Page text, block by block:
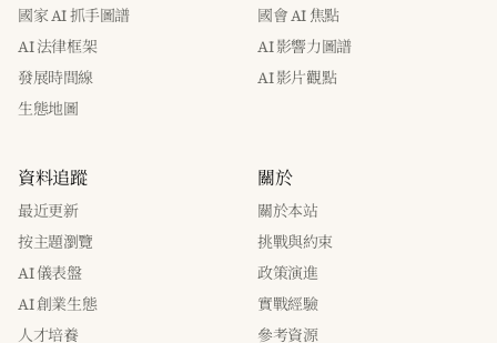
國家 AI 抓手圖譜
AI 法律框架
發展時間線
生態地圖
國會 AI 焦點
AI 影響力圖譜
AI 影片觀點
資料追蹤
最近更新
按主題瀏覽
AI 儀表盤
AI 創業生態
人才培養
關於
關於本站
挑戰與約束
政策演進
實戰經驗
參考資源